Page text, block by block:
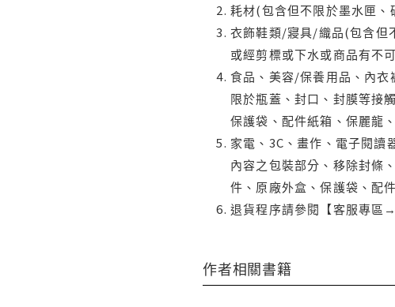
耗材(包含但不限於墨水匣、
衣飾鞋類/寢具/織品(包含但
或經剪標或下水或商品有不
食品、美容/保養用品、內衣
限於瓶蓋、封口、封膜等接
保護袋、配件紙箱、保麗龍
家電、3C、畫作、電子閱讀
內容之包裝部分、移除封條
件、原廠外盒、保護袋、配
退貨程序請參閱【客服專區
作者相關書籍